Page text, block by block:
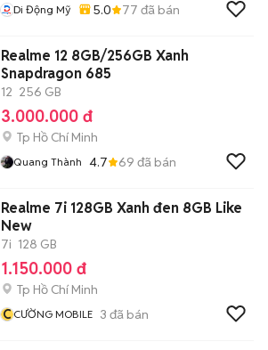
Di Động Mỹ 5.0 77 đã bán
Realme 12 8GB/256GB Xanh
Snapdragon 685
12 256 GB
3.000.000 đ
Tp Hồ Chí Minh
Quang Thành 4.7 69 đã bán
Realme 7i 128GB Xanh đen 8GB Like
New
7i 128 GB
1.150.000 đ
Tp Hồ Chí Minh
CCƯỜNG MOBILE 3 đã bán